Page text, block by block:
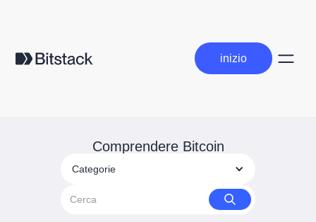
inizio
inizio
Comprendere Bitcoin
Categorie